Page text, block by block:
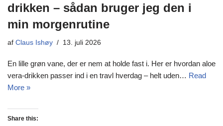
drikken – sådan bruger jeg den i
min morgenrutine
af Claus Ishøy 13. juli 2026
En lille grøn vane, der er nem at holde fast i. Her er hvordan aloe
vera-drikken passer ind i en travl hverdag – helt uden… Read
More »
Share this: